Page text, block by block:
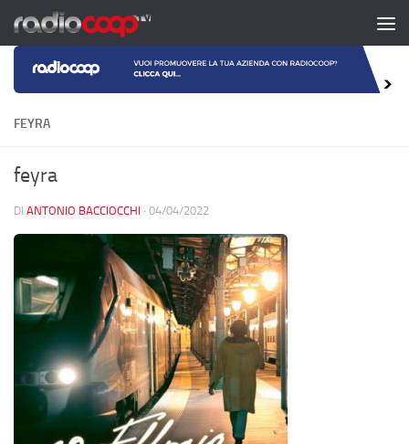
Salta al contenuto
FEYRA
feyra
DI ANTONIO BACCIOCCHI · 04/04/2022